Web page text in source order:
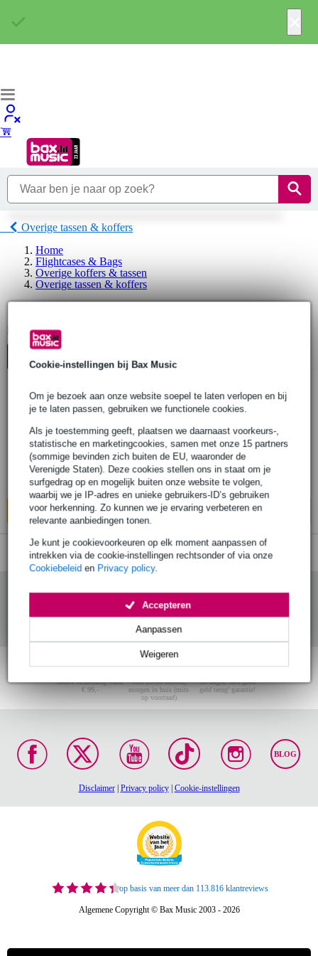
Cookie-instellingen bij Bax Music
Om je bezoek aan onze website soepel te laten verlopen en bij
je te laten passen, gebruiken we functionele cookies.
Als je toestemming geeft, plaatsen we daarnaast voorkeurs-,
statistische en marketingcookies, samen met onze 15 partners
(sommige bevinden zich buiten de EU, waaronder de
Verenigde Staten). Deze cookies stellen ons in staat om je
surfgedrag op en mogelijk buiten onze website te volgen,
waarbij we je IP-adres en unieke gebruikers-ID’s gebruiken
voor herkenning. Zo kunnen we je ervaring verbeteren en
relevante aanbiedingen tonen.
Je kunt je cookievoorkeuren op elk moment aanpassen of
intrekken via de cookie-instellingen rechtsonder of via onze
Cookiebeleid en Privacy policy.
Weigeren
Aanpassen
Accepteren
Overige tassen & koffers
Home
Flightcases & Bags
Overige koffers & tassen
Overige tassen & koffers
M-Live Overige tassen & koffers
Er is 1product gevonden.
M-Live Hard Bag voor B.Beat X
Adviesprijs € 110,- € 68,-
Levertijd onbekend
In mijn winkelwagen
Gratis verzending vanaf
€ 99,-
Voor 23:00 besteld,
morgen in huis (mits
op voorraad)
30 dagen 'niet goed
geld terug' garantie!
BLOG
Disclaimer| Privacy policy| Cookie-instellingen
op basis van meer dan 113.816 klantreviews
Algemene Copyright © Bax Music 2003 - 2026